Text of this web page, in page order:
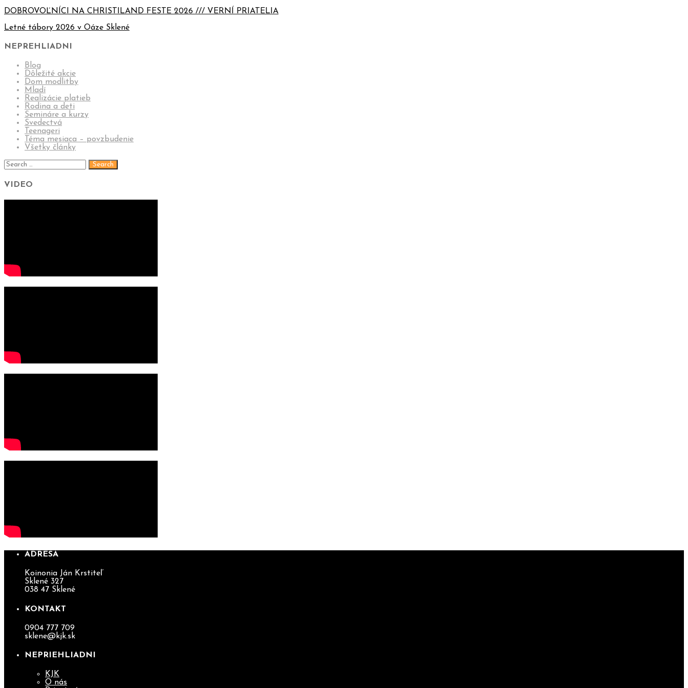
DOBROVOĽNÍCI NA CHRISTILAND FESTE 2026 /// VERNÍ PRIATELIA
Letné tábory 2026 v Oáze Sklené
NEPREHLIADNI
Blog
Dôležité akcie
Dom modlitby
Mladí
Realizácie platieb
Rodina a deti
Semináre a kurzy
Svedectvá
Teenageri
Téma mesiaca – povzbudenie
Všetky články
VIDEO
ADRESA
Koinonia Ján Krstiteľ
Sklené 327
038 47 Sklené
KONTAKT
0904 777 709
sklene@kjk.sk
NEPRIEHLIADNI
KJK
O nás